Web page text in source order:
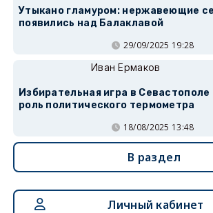
Утыкано гламуром: нержавеющие
появились над Балаклавой
29/09/2025 19:28
Иван Ермаков
Избирательная игра в
роль политического термометра
18/08/2025 13:48
В раздел
Личный кабинет